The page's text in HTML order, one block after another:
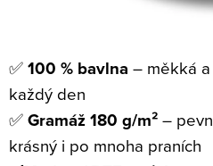
✅100 % bavlna – měkká
každý den
✅Gramáž 180 g/m²–
krásný i po mnoha praních